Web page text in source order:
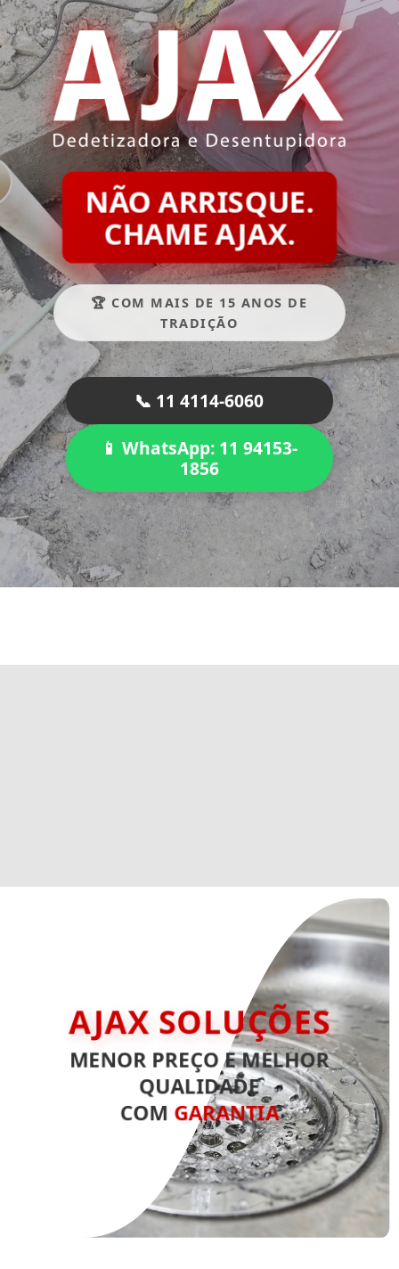
NÃO ARRISQUE.
CHAME AJAX.
🏆 COM MAIS DE 15 ANOS DE
TRADIÇÃO
📞 11 4114-6060
📱 WhatsApp: 11 94153-
1856
AJAX SOLUÇÕES
MENOR PREÇO E MELHOR
QUALIDADE
COM GARANTIA